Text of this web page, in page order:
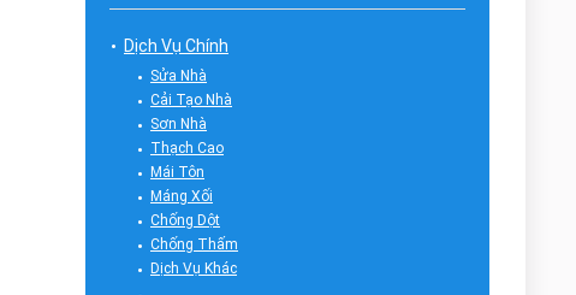
Dịch Vụ Chính
Sửa Nhà
Cải Tạo Nhà
Sơn Nhà
Thạch Cao
Mái Tôn
Máng Xối
Chống Dột
Chống Thấm
Dịch Vụ Khác